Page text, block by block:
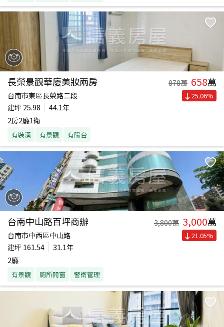
長榮景觀華廈美妝兩房 878萬 658萬
台南市東區長榮路二段
建坪 25.98
44.1年
2房2廳1衛
有裝潢 有景觀 有陽台
25.06%
台南中山路百坪商辦 3,800萬 3,000萬
台南市中西區中山路
建坪 161.54
31.1年
2廳
有景觀 廁所開窗 警衛管理
21.05%